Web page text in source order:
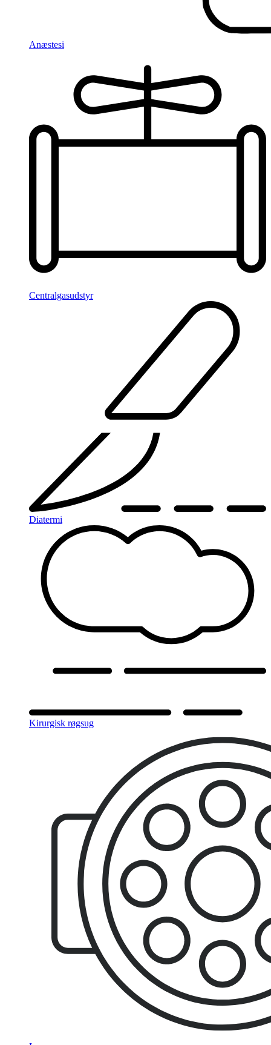
Anæstesi
Centralgasudstyr
Diatermi
Kirurgisk røgsug